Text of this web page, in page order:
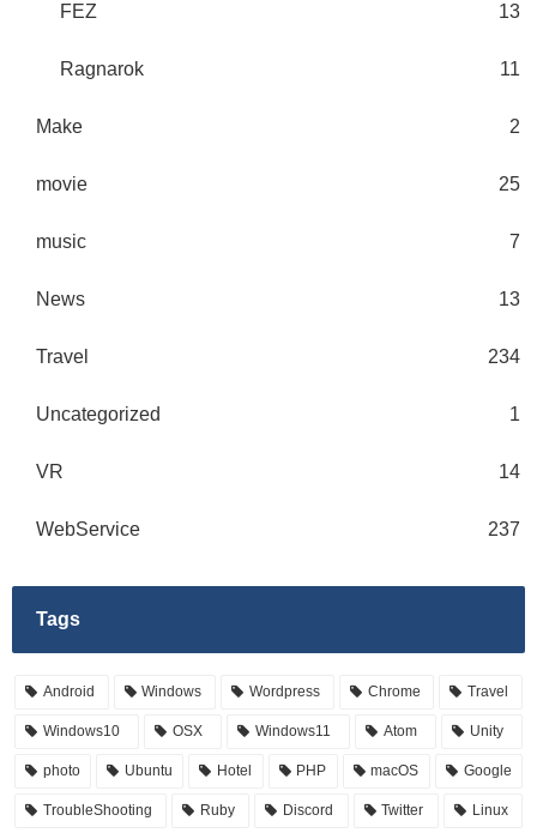
FEZ 13
Ragnarok 11
Make 2
movie 25
music 7
News 13
Travel 234
Uncategorized 1
VR 14
WebService 237
Tags
Android Windows Wordpress Chrome Travel
Windows10 OSX Windows11 Atom Unity
photo Ubuntu Hotel PHP macOS Google
TroubleShooting Ruby Discord Twitter Linux